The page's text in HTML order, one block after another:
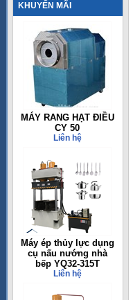
KHUYẾN MÃI
MÁY RANG HẠT ĐIỀU
CY 50
Liên hệ
Máy ép thủy lực dụng
cụ nấu nướng nhà
bếp YQ32-315T
Liên hệ